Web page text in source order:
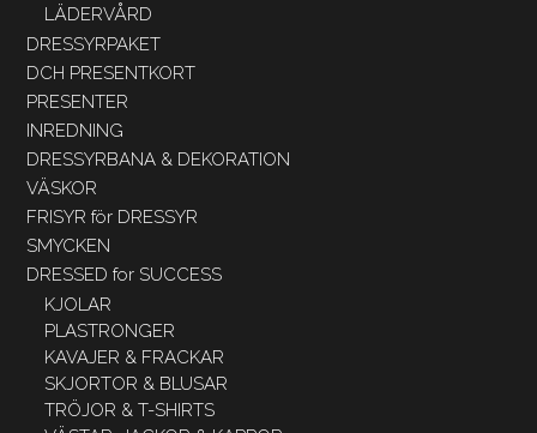
LÄDERVÅRD
DRESSYRPAKET
DCH PRESENTKORT
PRESENTER
INREDNING
DRESSYRBANA & DEKORATION
VÄSKOR
FRISYR för DRESSYR
SMYCKEN
DRESSED for SUCCESS
KJOLAR
PLASTRONGER
KAVAJER & FRACKAR
SKJORTOR & BLUSAR
TRÖJOR & T-SHIRTS